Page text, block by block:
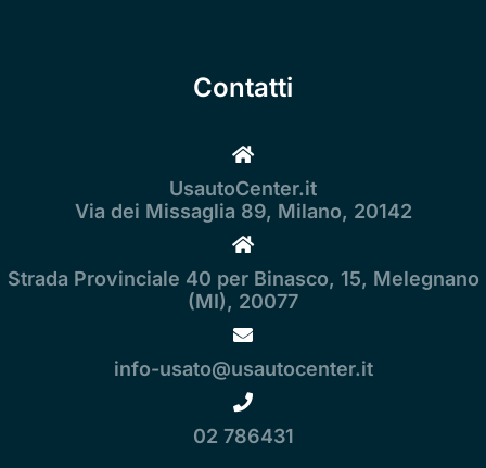
Contatti
UsautoCenter.it
Via dei Missaglia 89, Milano, 20142
Strada Provinciale 40 per Binasco, 15, Melegnano
(MI), 20077
info-usato@usautocenter.it
02 786431